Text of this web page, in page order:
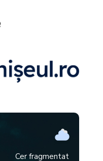
Cer fragmentat